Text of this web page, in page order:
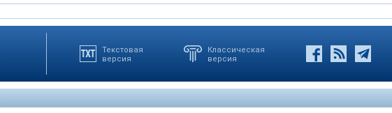
Текстовая
версия
Классическая
версия